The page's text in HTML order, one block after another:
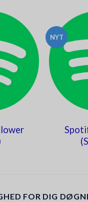
NYT
FOR DIG